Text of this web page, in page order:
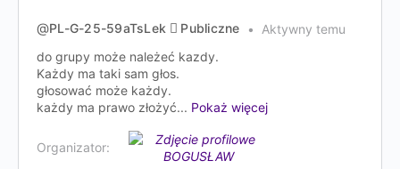
@PL-G-25-59aTsLek Publiczne
Aktywny temu
do grupy może należeć kazdy.
Każdy ma taki sam głos.
głosować może każdy.
każdy ma prawo złożyć... Pokaż więcej
Organizator: